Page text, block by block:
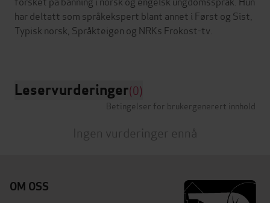
har deltatt som språkekspert blant annet i Først og Sist,
Typisk norsk, Språkteigen og NRKs Frokost-tv.
Leservurderinger(0)
Betingelser for brukergenerert innhold
Ingen vurderinger ennå
OM OSS